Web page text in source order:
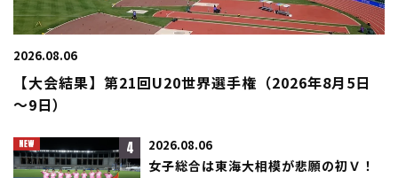
2026.08.06
【大会結果】第21回U20世界選手権（2026年8月5日
～9日）
4 2026.08.06
女子総合は東海大相模が悲願の初Ｖ！